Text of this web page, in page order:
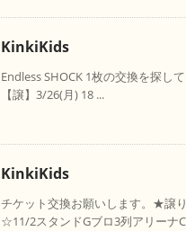
KinkiKids
Endless SHOCK 1枚の交換を探して
【譲】3/26(月) 18 ...
KinkiKids
チケット交換お願いします。★譲
☆11/2スタンドGブロ3列アリーナ